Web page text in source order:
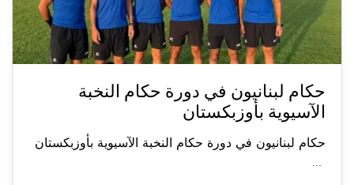
حكام لبنانيون في دورة حكام النخبة
الآسيوية بأوزبكستان
حكام لبنانيون في دورة حكام النخبة الآسيوية بأوزبكستان
...